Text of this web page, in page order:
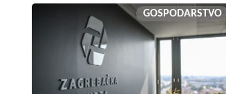
GOSPODARSTVO